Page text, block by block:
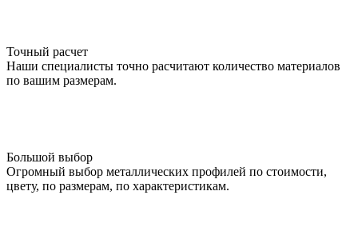
Точный расчет
Наши специалисты точно расчитают количество материалов
по вашим размерам.
Большой выбор
Огромный выбор металлических профилей по стоимости,
цвету, по размерам, по характеристикам.